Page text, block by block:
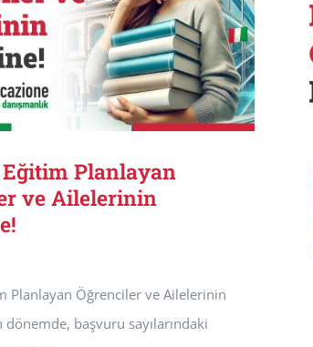
Eğitim Planlayan
ve Ailelerinin
Planlayan Öğrenciler ve Ailelerinin
dönemde, başvuru sayılarındaki